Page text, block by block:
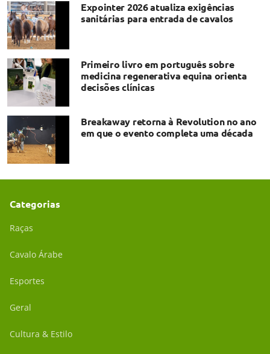
Expointer 2026 atualiza exigências
sanitárias para entrada de cavalos
Primeiro livro em português sobre
medicina regenerativa equina orienta
decisões clínicas
Breakaway retorna à Revolution no ano
em que o evento completa uma década
Categorias
Raças
Cavalo Árabe
Esportes
Geral
Cultura & Estilo